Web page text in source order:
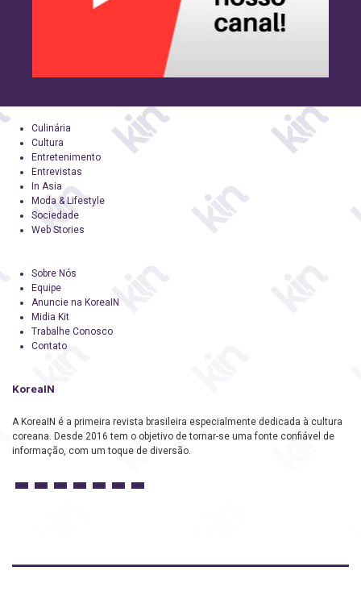
Culinária
Cultura
Entretenimento
Entrevistas
In Asia
Moda & Lifestyle
Sociedade
Web Stories
Sobre Nós
Equipe
Anuncie na KoreaIN
Midia Kit
Trabalhe Conosco
Contato
KoreaIN
A KoreaIN é a primeira revista brasileira especialmente dedicada à cultura
coreana. Desde 2016 tem o objetivo de tornar-se uma fonte confiável de
informação, com um toque de diversão.